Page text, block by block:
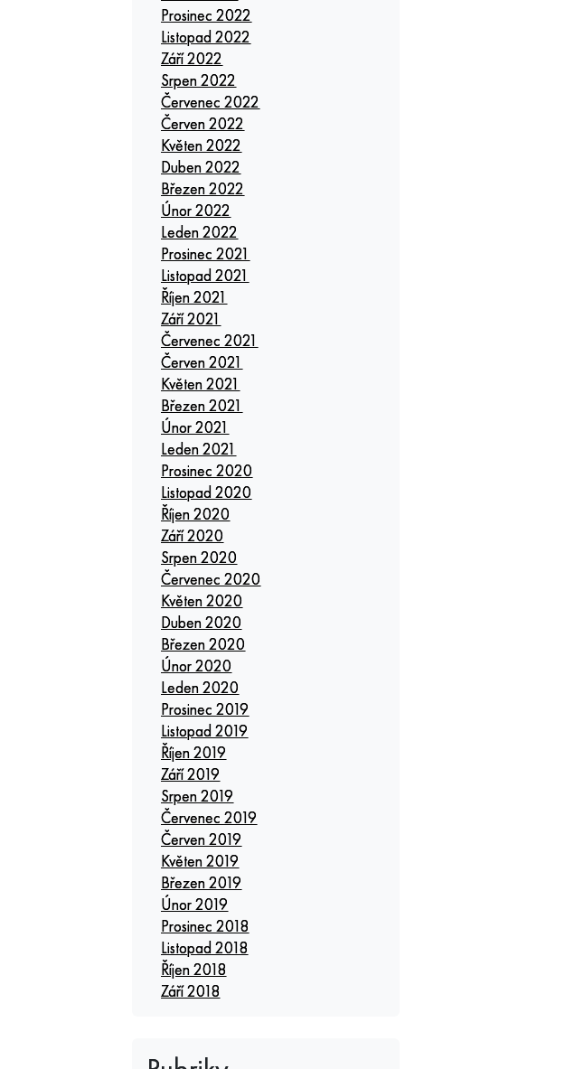
Prosinec 2022
Listopad 2022
Září 2022
Srpen 2022
Červenec 2022
Červen 2022
Květen 2022
Duben 2022
Březen 2022
Únor 2022
Leden 2022
Prosinec 2021
Listopad 2021
Říjen 2021
Září 2021
Červenec 2021
Červen 2021
Květen 2021
Březen 2021
Únor 2021
Leden 2021
Prosinec 2020
Listopad 2020
Říjen 2020
Září 2020
Srpen 2020
Červenec 2020
Květen 2020
Duben 2020
Březen 2020
Únor 2020
Leden 2020
Prosinec 2019
Listopad 2019
Říjen 2019
Září 2019
Srpen 2019
Červenec 2019
Červen 2019
Květen 2019
Březen 2019
Únor 2019
Prosinec 2018
Listopad 2018
Říjen 2018
Září 2018